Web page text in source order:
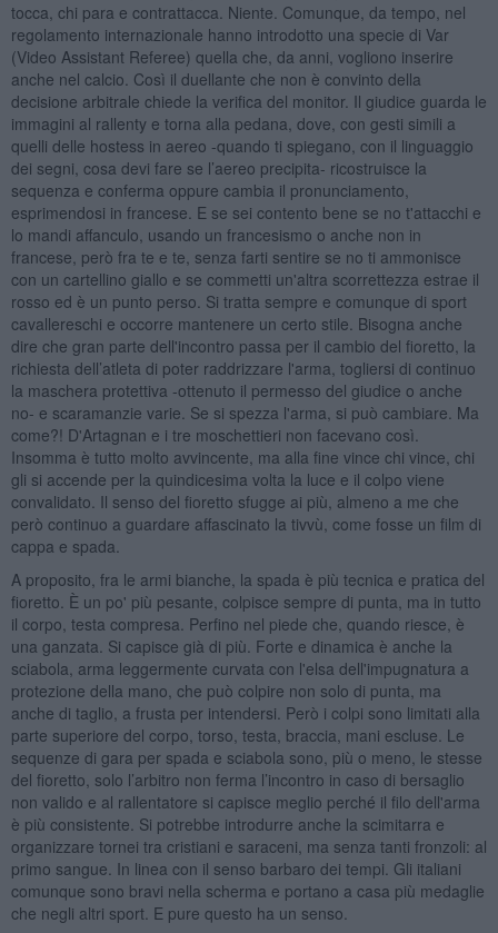
tocca, chi para e contrattacca. Niente. Comunque, da tempo, nel
regolamento internazionale hanno introdotto una specie di Var
(Video Assistant Referee) quella che, da anni, vogliono inserire
anche nel calcio. Così il duellante che non è convinto della
decisione arbitrale chiede la verifica del monitor. Il giudice guarda le
immagini al rallenty e torna alla pedana, dove, con gesti simili a
quelli delle hostess in aereo -quando ti spiegano, con il linguaggio
dei segni, cosa devi fare se l’aereo precipita- ricostruisce la
sequenza e conferma oppure cambia il pronunciamento,
esprimendosi in francese. E se sei contento bene se no t'attacchi e
lo mandi affanculo, usando un francesismo o anche non in
francese, però fra te e te, senza farti sentire se no ti ammonisce
con un cartellino giallo e se commetti un'altra scorrettezza estrae il
rosso ed è un punto perso. Si tratta sempre e comunque di sport
cavallereschi e occorre mantenere un certo stile. Bisogna anche
dire che gran parte dell'incontro passa per il cambio del fioretto, la
richiesta dell’atleta di poter raddrizzare l'arma, togliersi di continuo
la maschera protettiva -ottenuto il permesso del giudice o anche
no- e scaramanzie varie. Se si spezza l'arma, si può cambiare. Ma
come?! D'Artagnan e i tre moschettieri non facevano così.
Insomma è tutto molto avvincente, ma alla fine vince chi vince, chi
gli si accende per la quindicesima volta la luce e il colpo viene
convalidato. Il senso del fioretto sfugge ai più, almeno a me che
però continuo a guardare affascinato la tivvù, come fosse un film di
cappa e spada.
A proposito, fra le armi bianche, la spada è più tecnica e pratica del
fioretto. È un po' più pesante, colpisce sempre di punta, ma in tutto
il corpo, testa compresa. Perfino nel piede che, quando riesce, è
una ganzata. Si capisce già di più. Forte e dinamica è anche la
sciabola, arma leggermente curvata con l'elsa dell'impugnatura a
protezione della mano, che può colpire non solo di punta, ma
anche di taglio, a frusta per intendersi. Però i colpi sono limitati alla
parte superiore del corpo, torso, testa, braccia, mani escluse. Le
sequenze di gara per spada e sciabola sono, più o meno, le stesse
del fioretto, solo l’arbitro non ferma l’incontro in caso di bersaglio
non valido e al rallentatore si capisce meglio perché il filo dell'arma
è più consistente. Si potrebbe introdurre anche la scimitarra e
organizzare tornei tra cristiani e saraceni, ma senza tanti fronzoli: al
primo sangue. In linea con il senso barbaro dei tempi. Gli italiani
comunque sono bravi nella scherma e portano a casa più medaglie
che negli altri sport. E pure questo ha un senso.